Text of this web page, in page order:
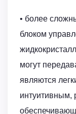
• более
блоком
могут
являются